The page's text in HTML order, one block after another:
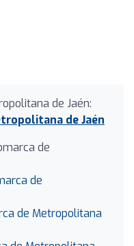
de Jaén:
de Jaén
de
de
de Metropolitana